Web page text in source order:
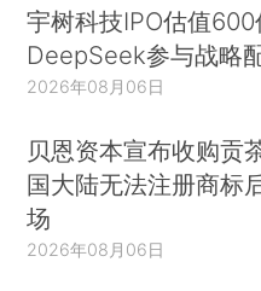
宇树科技IPO估值600
DeepSeek参与战略
2026年08月06日
贝恩资本宣布收购贡
国大陆无法注册商标
场
2026年08月06日